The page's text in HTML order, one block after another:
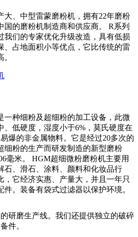
大、中型雷蒙磨粉机，拥有22年磨粉
国的磨粉机制造商和供应商。 R系列
我们的专家优化升级改造，具有低损
、占地面积小等优点，它比传统的雷
一种细粉及超细粉的加工设备，此微
、低硬度，湿度小于6%，莫氏硬度在
爆的非金属物料。它是经过20多次的
细粉的生产而研发制造的新型磨粉
毫米。 HGM超细微粉磨粉机主要用
石、滑石、涂料、颜料和化妆品行
，它经济实惠、产量大，并且一年只
件。装备有袋式过滤器以保护环境。
研磨生产线。我们还提供独立的破碎
件。